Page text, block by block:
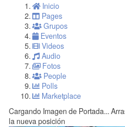
Inicio
Pages
Grupos
Eventos
Videos
Audio
Fotos
People
Polls
Marketplace
Cargando Imagen de Portada...
la nueva posición